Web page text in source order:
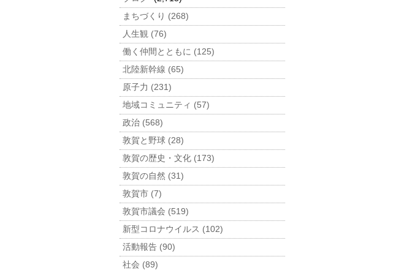
まちづくり (268)
人生観 (76)
働く仲間とともに (125)
北陸新幹線 (65)
原子力 (231)
地域コミュニティ (57)
政治 (568)
敦賀と野球 (28)
敦賀の歴史・文化 (173)
敦賀の自然 (31)
敦賀市 (7)
敦賀市議会 (519)
新型コロナウイルス (102)
活動報告 (90)
社会 (89)